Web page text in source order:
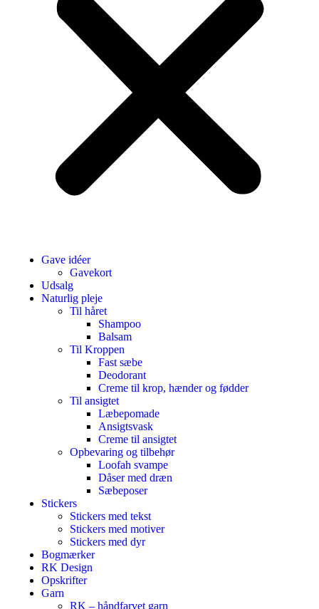
Gave idéer
Gavekort
Udsalg
Naturlig pleje
Til håret
Shampoo
Balsam
Til Kroppen
Fast sæbe
Deodorant
Creme til krop, hænder og fødder
Til ansigtet
Læbepomade
Ansigtsvask
Creme til ansigtet
Opbevaring og tilbehør
Loofah svampe
Dåser med dræn
Sæbeposer
Stickers
Stickers med tekst
Stickers med motiver
Stickers med dyr
Bogmærker
RK Design
Opskrifter
Garn
RK – håndfarvet garn